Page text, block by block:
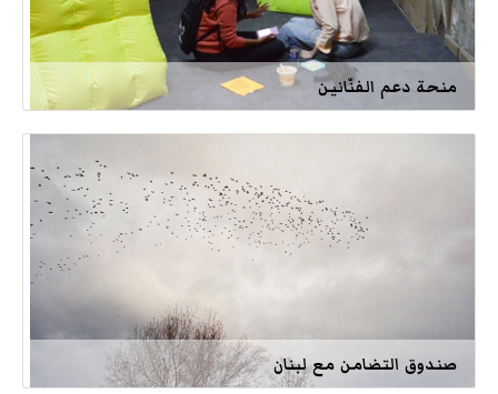
منحة دعم الفنّانين
صندوق التضامن مع لبنان